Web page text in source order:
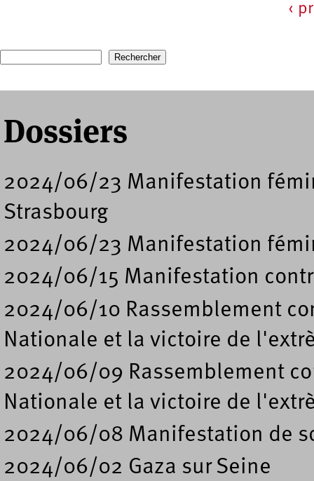
‹
Formulaire de recherche
Dossiers
2024/06/23 Manifestation
Strasbourg
2024/06/23 Manifestation
2024/06/15 Manifestation
2024/06/10 Rassemblement
Nationale et la victoire de
2024/06/09 Rassemblement
Nationale et la victoire de
2024/06/08 Manifestation de
2024/06/02 Gaza sur Seine